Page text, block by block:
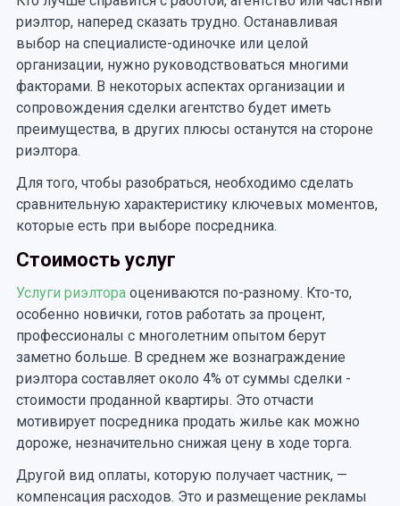
риэлтор, наперед сказать трудно. Останавливая
выбор на специалисте-одиночке или целой
организации, нужно руководствоваться многими
факторами. В некоторых аспектах организации и
сопровождения сделки агентство будет иметь
преимущества, в других плюсы останутся на стороне
риэлтора.
Для того, чтобы разобраться, необходимо сделать
сравнительную характеристику ключевых моментов,
которые есть при выборе посредника.
Стоимость услуг
Услуги риэлтораоцениваются по-разному. Кто-то,
особенно новички, готов работать за процент,
профессионалы с многолетним опытом берут
заметно больше. В среднем же вознаграждение
риэлтора составляет около 4% от суммы сделки -
стоимости проданной квартиры. Это отчасти
мотивирует посредника продать жилье как можно
дороже, незначительно снижая цену в ходе торга.
Другой вид оплаты, которую получает частник, —
компенсация расходов. Это и размещение рекламы